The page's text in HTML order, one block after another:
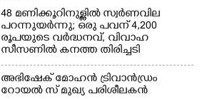
48 മണിക്കൂറിനുള്ളിൽ സ്വർണവില
പറന്നുയർന്നു; ഒരു പവന് 4,200
രൂപയുടെ വർദ്ധനവ്, വിവാഹ
സീസണിൽ കനത്ത തിരിച്ചടി
അഭിഷേക് മോഹൻ ട്രിവാൻഡ്രം
റോയൽ സ് മുഖ്യ പരിശീലകൻ